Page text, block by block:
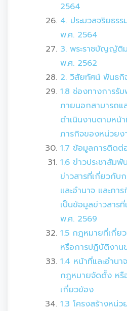
2564
4. ประมวลจริยธร
พ.ศ. 2564
3. พระราชบัญญัติ
พ.ศ. 2562
2. วิสัยทัศน์ พันธกิ
1.8 ช่องทางการรั
ภายนอกสามารถแ
ดำเนินงานตามหน้
ภารกิจของหน่วยง
1.7 ข้อมูลการติดต่
1.6 ข่าวประชาสัม
ข่าวสารที่เกี่ยวกับ
และอำนาจ และภา
เป็นข้อมูลข่าวสาร
พ.ศ. 2569
1.5 กฎหมายที่เกี่ย
หรือการปฏิบัติงา
1.4 หน้าที่และอำน
กฎหมายจัดตั้ง ห
เกี่ยวข้อง
1.3 โครงสร้างหน่ว